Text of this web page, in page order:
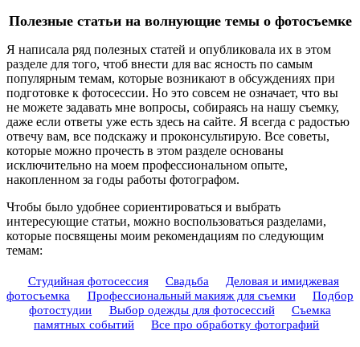
Полезные статьи на волнующие темы о фотосъемке
Я написала ряд полезных статей и опубликовала их в этом
разделе для того, чтоб внести для вас ясность по самым
популярным темам, которые возникают в обсуждениях при
подготовке к фотосессии. Но это совсем не означает, что вы
не можете задавать мне вопросы, собираясь на нашу съемку,
даже если ответы уже есть здесь на сайте. Я всегда с радостью
отвечу вам, все подскажу и проконсультирую. Все советы,
которые можно прочесть в этом разделе основаны
исключительно на моем профессиональном опыте,
накопленном за годы работы фотографом.
Чтобы было удобнее сориентироваться и выбрать
интересующие статьи, можно воспользоваться разделами,
которые посвящены моим рекомендациям по следующим
темам:
Студийная фотосессия Свадьба
Деловая и имиджевая
фотосъемка
Профессиональный макияж для съемки
Подбор
фотостудии
Выбор одежды для фотосессий
Съемка
памятных событий
Все про обработку фотографий